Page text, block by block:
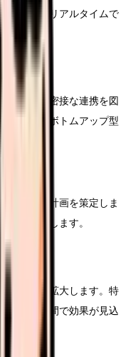
活用し、リアルタイムで
ッフとの密接な連携を図
り入れ、ボトムアップ型
し、実行計画を策定しま
スを明記します。
り組みを拡大します。特
較的短期間で効果が見込